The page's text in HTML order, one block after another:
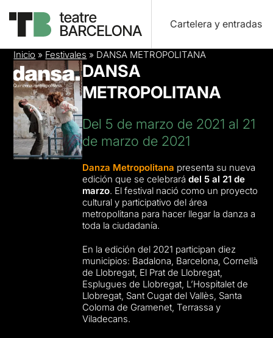
Cartelera y entradas
Inicio » Festivales » DANSA METROPOLITANA
DANSA
METROPOLITANA
Del 5 de marzo de 2021 al 21
de marzo de 2021
Danza Metropolitana presenta su nueva
edición que se celebrarádel 5 al 21 de
marzo. El festival nació como un proyecto
cultural y participativo del área
metropolitana para hacer llegar la danza a
toda la ciudadanía.
En la edición del 2021 participan diez
municipios: Badalona, Barcelona, Cornellà
de Llobregat, El Prat de Llobregat,
Esplugues de Llobregat, L’Hospitalet de
Llobregat, Sant Cugat del Vallès, Santa
Coloma de Gramenet, Terrassa y
Viladecans.